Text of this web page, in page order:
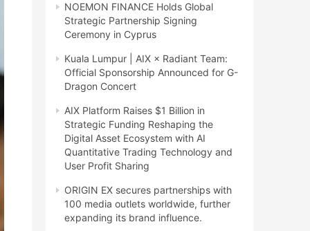
NOEMON FINANCE Holds Global
Strategic Partnership Signing
Ceremony in Cyprus
Kuala Lumpur | AIX × Radiant Team:
Official Sponsorship Announced for G-
Dragon Concert
AIX Platform Raises $1 Billion in
Strategic Funding Reshaping the
Digital Asset Ecosystem with AI
Quantitative Trading Technology and
User Profit Sharing
ORIGIN EX secures partnerships with
100 media outlets worldwide, further
expanding its brand influence.